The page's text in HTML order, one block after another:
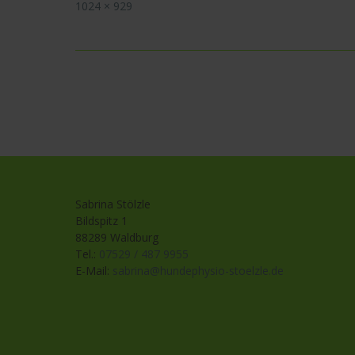
Full
1024 × 929
Sabrina Stölzle
Bildspitz 1
88289 Waldburg
Tel.: 07529 / 487 9955
E-Mail: sabrina@hundephysio-stoelzle.de